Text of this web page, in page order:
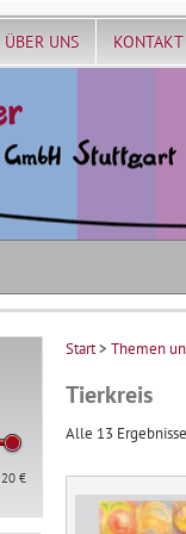
ÜBER UNS KONTAKT
Start> Themen
Tierkreis
Alle 13
Min.
Max.
20 €